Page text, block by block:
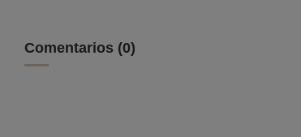
Comentarios (0)